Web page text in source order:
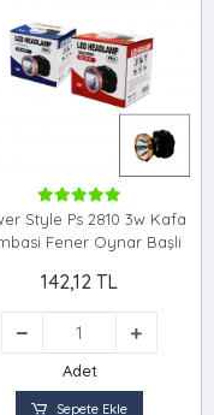
Style Ps 2810 3w Kafa
Fener Oynar Başli
142,12 TL
Adet
Sepete Ekle